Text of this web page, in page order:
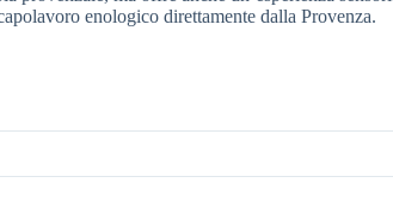
enologico direttamente dalla Provenza.